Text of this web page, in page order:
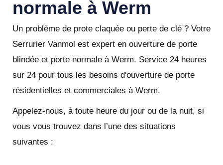
normale à Werm
Un problème de prote claquée ou perte de clé ? Votre
Serrurier Vanmol est expert en ouverture de porte
blindée et porte normale à Werm. Service 24 heures
sur 24 pour tous les besoins d'ouverture de porte
résidentielles et commerciales à Werm.
Appelez-nous, à toute heure du jour ou de la nuit, si
vous vous trouvez dans l’une des situations
suivantes :